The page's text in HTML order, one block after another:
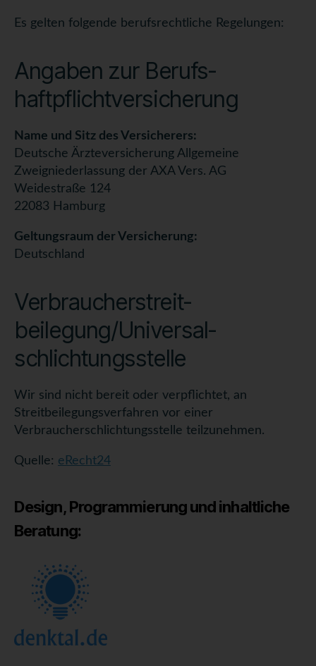
Es gelten folgende berufsrechtliche Regelungen:
Angaben zur Berufs­
haftpflicht­versicherung
Name und Sitz des Versicherers:
Deutsche Ärzteversicherung Allgemeine
Zweigniederlassung der AXA Vers. AG
Weidestraße 124
22083 Hamburg
Geltungsraum der Versicherung:
Deutschland
Verbraucher­streit­
beilegung/Universal­
schlichtungs­stelle
Wir sind nicht bereit oder verpflichtet, an
Streitbeilegungsverfahren vor einer
Verbraucherschlichtungsstelle teilzunehmen.
Quelle: eRecht24
Design, Programmierung und inhaltliche
Beratung: